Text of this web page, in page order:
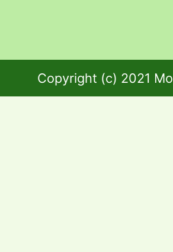
Copyright (c) 2021